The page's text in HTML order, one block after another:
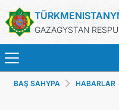
GAZAGYSTAN
BAŞ SAHYPA HABARLAR